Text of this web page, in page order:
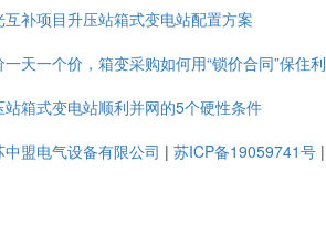
互补项目升压站箱式变电站配置方案
一天一个价，箱变采购如何用“锁价合同”保住
站箱式变电站顺利并网的5个硬性条件
中盟电气设备有限公司 | 苏ICP备19059741号